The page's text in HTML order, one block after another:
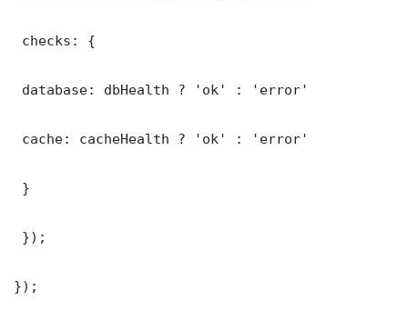
checks: {
database: dbHealth ? 'ok' : 'error'
cache: cacheHealth ? 'ok' : 'error'
}
});
});